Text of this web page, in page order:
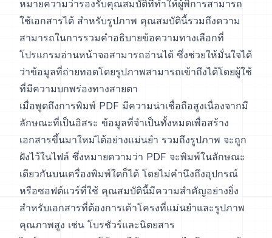
หมายความว่ารองรับคุณสมบัติที่ทำให้ผู้พิการสามารถ
ใช้เอกสารได้ สำหรับรูปภาพ คุณสมบัตินี้รวมถึงความ
สามารถในการรวมคำอธิบายข้อความทางเลือกที่
โปรแกรมอ่านหน้าจอสามารถอ่านได้ ซึ่งช่วยให้มั่นใจได้
ว่าข้อมูลที่ถ่ายทอดโดยรูปภาพสามารถเข้าถึงได้โดยผู้ใช้
ที่มีความบกพร่องทางสายตา
เมื่อพูดถึงการพิมพ์ PDF มีความน่าเชื่อถือสูงเนื่องจากมี
ลักษณะที่เป็นอิสระ ข้อมูลที่จำเป็นทั้งหมดเพื่อสร้าง
เอกสารขึ้นมาใหม่ได้อย่างแม่นยำ รวมถึงรูปภาพ จะถูก
ฝังไว้ในไฟล์ ซึ่งหมายความว่า PDF จะพิมพ์ในลักษณะ
เดียวกันบนเครื่องพิมพ์ใดก็ได้ โดยไม่คำนึงถึงอุปกรณ์
หรือซอฟต์แวร์ที่ใช้ คุณสมบัตินี้มีความสำคัญอย่างยิ่ง
สำหรับเอกสารที่ต้องการเค้าโครงที่แม่นยำและรูปภาพ
คุณภาพสูง เช่น โบรชัวร์และนิตยสาร